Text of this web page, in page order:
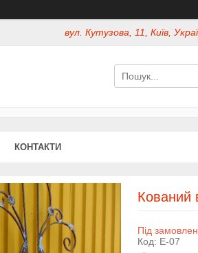
вул. Кутузова, 11, Київ,
КОНТАКТИ
Кований
Під
Код: Е-07